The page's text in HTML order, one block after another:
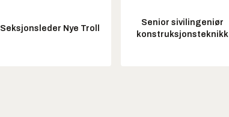
Seksjonsleder Nye Troll
Senior sivilingeniør
konstruksjonsteknikk